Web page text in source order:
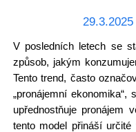
29.3.2025
V posledních letech se
způsob, jakým
Tento trend, často
„pronájemní
upřednostňuje pronájem
tento model přináší